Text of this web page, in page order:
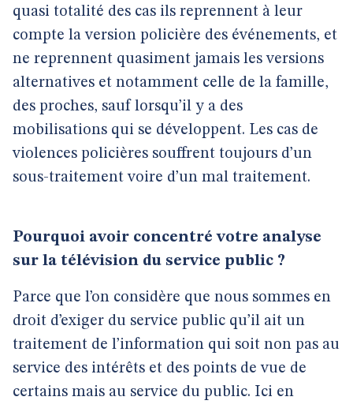
quasi totalité des cas ils reprennent à leur
compte la version policière des événements, et
ne reprennent quasiment jamais les versions
alternatives et notamment celle de la famille,
des proches, sauf lorsqu’il y a des
mobilisations qui se développent. Les cas de
violences policières souffrent toujours d’un
sous-traitement voire d’un mal traitement.
Pourquoi avoir concentré votre analyse
sur la télévision du service public ?
Parce que l’on considère que nous sommes en
droit d’exiger du service public qu’il ait un
traitement de l’information qui soit non pas au
service des intérêts et des points de vue de
certains mais au service du public. Ici en